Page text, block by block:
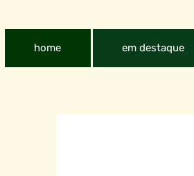
home em destaque